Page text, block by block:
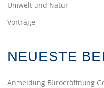
Umwelt und Natur
Vorträge
NEUESTE
Anmeldung Büroeröffnung